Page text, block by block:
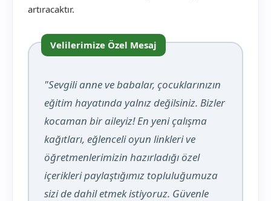
artıracaktır.
Velilerimize Özel Mesaj
"Sevgili anne ve babalar, çocuklarınızın
eğitim hayatında yalnız değilsiniz. Bizler
kocaman bir aileyiz! En yeni çalışma
kağıtları, eğlenceli oyun linkleri ve
öğretmenlerimizin hazırladığı özel
içerikleri paylaştığımız topluluğumuza
sizi de dahil etmek istiyoruz. Güvenle